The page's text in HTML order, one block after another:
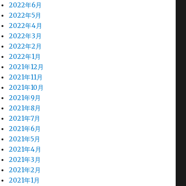
2022年6月
2022年5月
2022年4月
2022年3月
2022年2月
2022年1月
2021年12月
2021年11月
2021年10月
2021年9月
2021年8月
2021年7月
2021年6月
2021年5月
2021年4月
2021年3月
2021年2月
2021年1月